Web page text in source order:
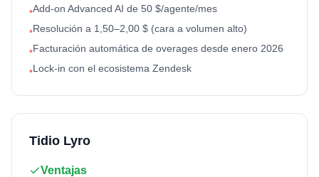
•Add-on Advanced AI de 50 $/agente/mes
•Resolución a 1,50–2,00 $ (cara a volumen alto)
•Facturación automática de overages desde enero 2026
•Lock-in con el ecosistema Zendesk
Tidio Lyro
Ventajas